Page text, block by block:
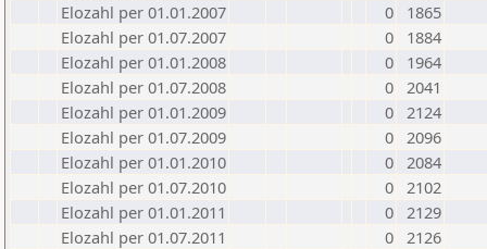
Elozahl per 01.01.2007
0
1865
Elozahl per 01.07.2007
0
1884
Elozahl per 01.01.2008
0
1964
Elozahl per 01.07.2008
0 2041
Elozahl per 01.01.2009
0 2124
Elozahl per 01.07.2009
0 2096
Elozahl per 01.01.2010
0 2084
Elozahl per 01.07.2010
0 2102
Elozahl per 01.01.2011
0 2129
Elozahl per 01.07.2011
0 2126